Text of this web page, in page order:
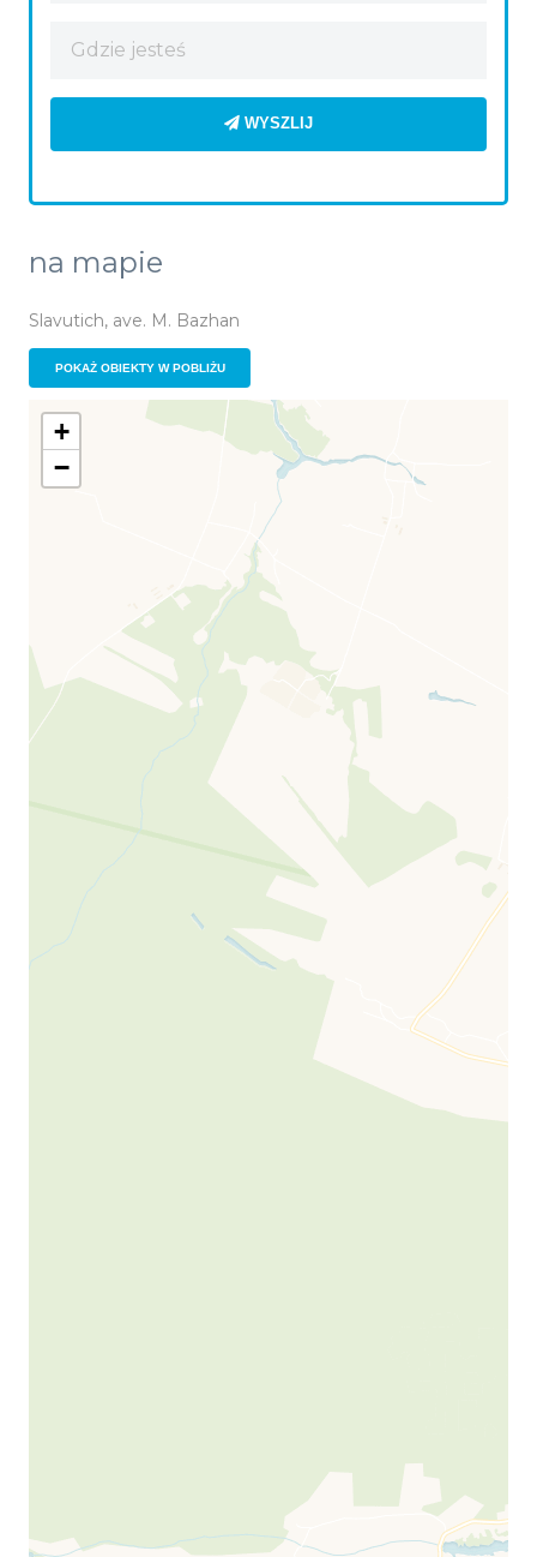
WYSZLIJ
na mapie
Slavutich, ave. M. Bazhan
POKAŻ OBIEKTY W POBLIŻU
+
−